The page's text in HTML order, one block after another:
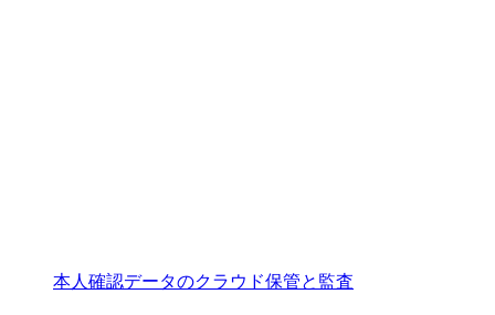
本人確認データのクラウド保管と監査